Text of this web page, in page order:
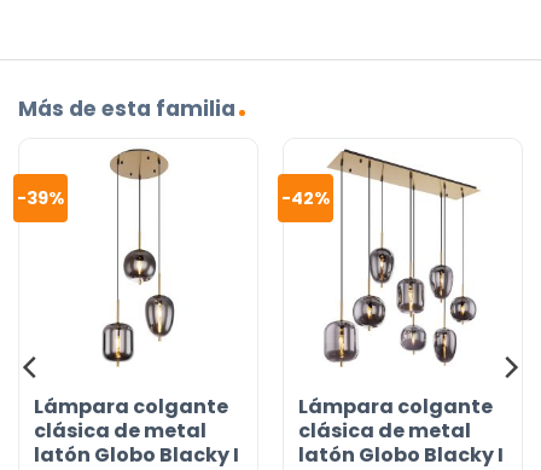
Más de esta familia
-39%
Lámpara colgante
clásica de metal
latón Globo Blacky I
-42%
Lámpara colgante
clásica de metal
latón Globo Blacky I